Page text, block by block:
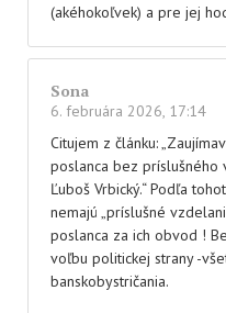
(akéhokoľvek) a pre jej
Sona
6. februára 2026, 17:14
Citujem z článku:
poslanca bez príslušného
Ľuboš Vrbický.“ Podľa
nemajú „príslušné
poslanca za ich obvod !
voľbu politickej strany -
banskobystričania.